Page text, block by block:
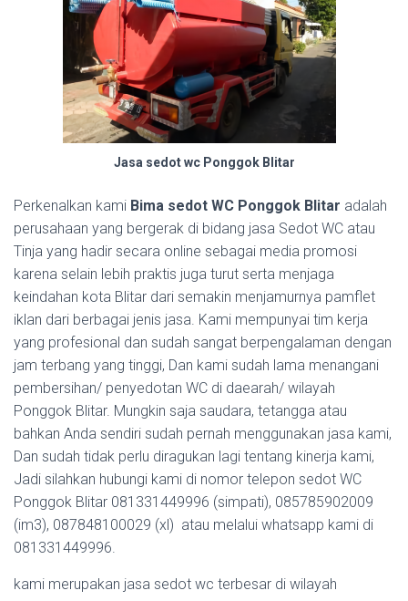
Jasa sedot wc Ponggok Blitar
Perkenalkan kami Bima sedot WC Ponggok Blitar adalah
perusahaan yang bergerak di bidang jasa Sedot WC atau
Tinja yang hadir secara online sebagai media promosi
karena selain lebih praktis juga turut serta menjaga
keindahan kota Blitar dari semakin menjamurnya pamflet
iklan dari berbagai jenis jasa. Kami mempunyai tim kerja
yang profesional dan sudah sangat berpengalaman dengan
jam terbang yang tinggi, Dan kami sudah lama menangani
pembersihan/ penyedotan WC di daearah/ wilayah
Ponggok Blitar. Mungkin saja saudara, tetangga atau
bahkan Anda sendiri sudah pernah menggunakan jasa kami,
Dan sudah tidak perlu diragukan lagi tentang kinerja kami,
Jadi silahkan hubungi kami di nomor telepon sedot WC
Ponggok Blitar 081331449996 (simpati), 085785902009
(im3), 087848100029 (xl) atau melalui whatsapp kami di
081331449996.
kami merupakan jasa sedot wc terbesar di wilayah